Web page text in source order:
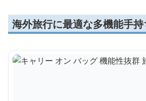
海外旅行に最適な多機能手